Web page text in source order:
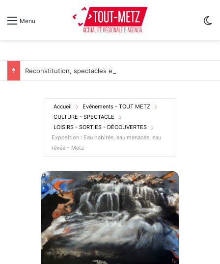
Menu
Accueil
Evénements - TOUT METZ
CULTURE - SPECTACLE
LOISIRS - SORTIES - DÉCOUVERTES
Exposition : Eau habitée, eau menacée, eau
rêvée – Metz